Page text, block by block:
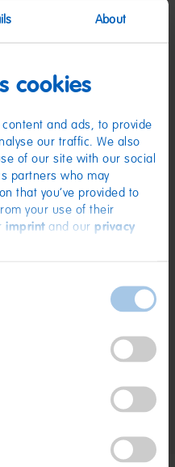
About
cookies
and ads, to provide
our traffic. We also
of our site with our social
partners who may
that you’ve provided to
your use of their
imprintand our privacy
Himbeere, Erdbeere, Orange,
Zitrone, Aronia, Mango, Traube,
Überzugsmittel:
von MILCH, WEIZEN enthalten.
pro 100 g
1459 kJ/343 kcal